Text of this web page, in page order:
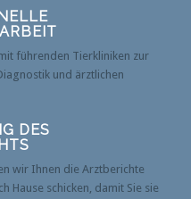
führenden Tierkliniken zur
und ärztlichen
DES
wir Ihnen die Arztberichte
Hause schicken, damit Sie sie